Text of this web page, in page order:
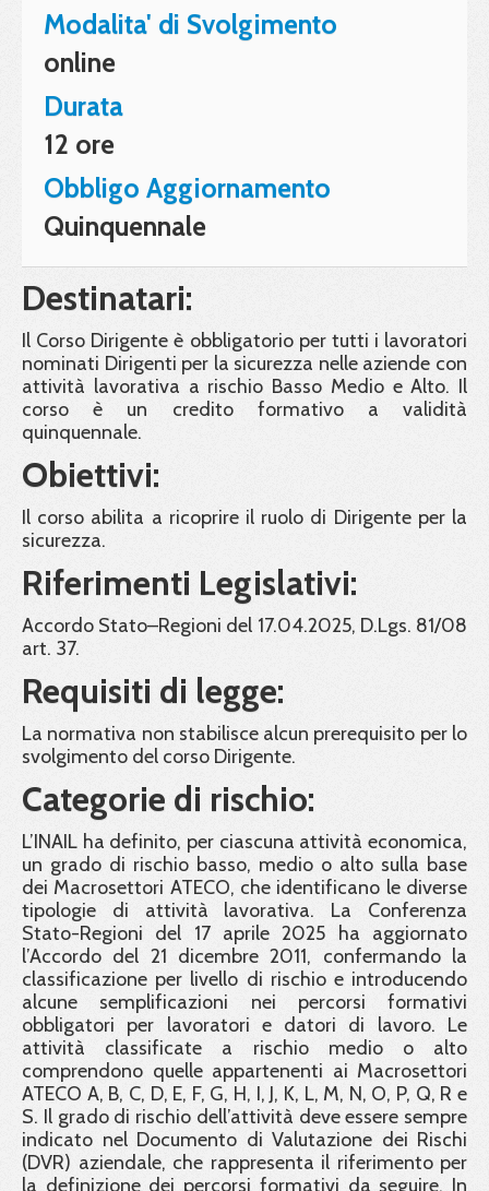
Modalita' di Svolgimento
online
Durata
12 ore
Obbligo Aggiornamento
Quinquennale
Destinatari:
Il Corso Dirigente è obbligatorio per tutti i lavoratori
nominati Dirigenti per la sicurezza nelle aziende con
attività lavorativa a rischio Basso Medio e Alto. Il
corso è un credito formativo a validità
quinquennale.
Obiettivi:
Il corso abilita a ricoprire il ruolo di Dirigente per la
sicurezza.
Riferimenti Legislativi:
Accordo Stato–Regioni del 17.04.2025, D.Lgs. 81/08
art. 37.
Requisiti di legge:
La normativa non stabilisce alcun prerequisito per lo
svolgimento del corso Dirigente.
Categorie di rischio:
L’INAIL ha definito, per ciascuna attività economica,
un grado di rischio basso, medio o alto sulla base
dei Macrosettori ATECO, che identificano le diverse
tipologie di attività lavorativa. La Conferenza
Stato-Regioni del 17 aprile 2025 ha aggiornato
l’Accordo del 21 dicembre 2011, confermando la
classificazione per livello di rischio e introducendo
alcune semplificazioni nei percorsi formativi
obbligatori per lavoratori e datori di lavoro. Le
attività classificate a rischio medio o alto
comprendono quelle appartenenti ai Macrosettori
ATECO A, B, C, D, E, F, G, H, I, J, K, L, M, N, O, P, Q, R e
S. Il grado di rischio dell’attività deve essere sempre
indicato nel Documento di Valutazione dei Rischi
(DVR) aziendale, che rappresenta il riferimento per
la definizione dei percorsi formativi da seguire. In